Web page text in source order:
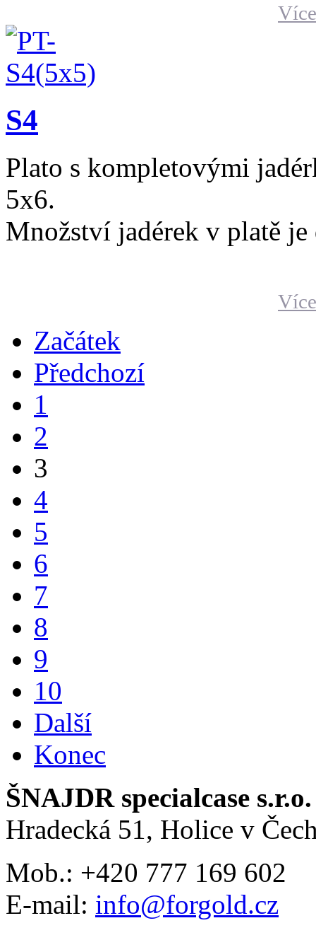
S4
Plato s kompletovými
5x6.
Množství jadérek v platě
Začátek
Předchozí
1
2
3
4
5
6
7
8
9
10
Další
Konec
ŠNAJDR specialcase s.r.o.
Hradecká 51, Holice v
Mob.: +420 777 169 602
E-mail: info@forgold.cz